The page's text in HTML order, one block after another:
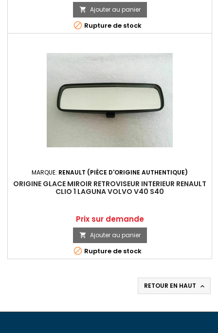
 Ajouter au panier
 Rupture de stock
MARQUE: RENAULT (PIÈCE D'ORIGINE AUTHENTIQUE)
ORIGINE GLACE MIROIR RETROVISEUR INTERIEUR RENAULT
CLIO 1 LAGUNA VOLVO V40 S40
Prix
Prix sur demande
 Ajouter au panier
 Rupture de stock
RETOUR EN HAUT 